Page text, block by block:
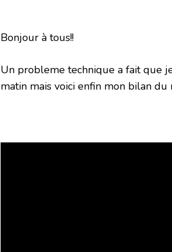
Bonjour à tous!!
Un probleme technique a fait que
matin mais voici enfin mon bilan du